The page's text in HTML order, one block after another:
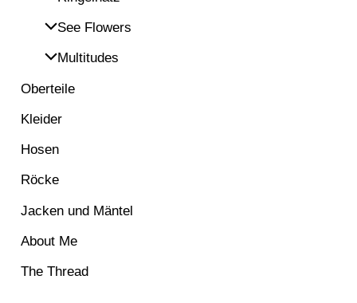
See Flowers
Multitudes
Oberteile
Kleider
Hosen
Röcke
Jacken und Mäntel
About Me
The Thread